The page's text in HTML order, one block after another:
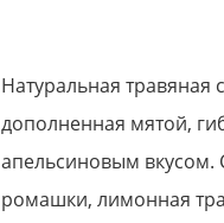
Натуральная
дополненная мятой,
апельсиновым вкусом.
ромашки, лимонная